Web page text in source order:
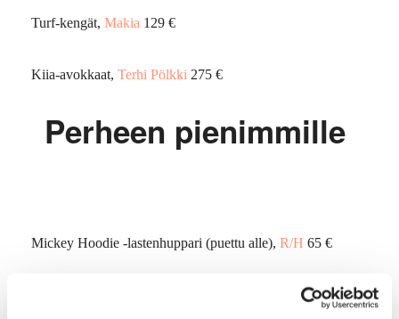
Turf-kengät, Makia 129 €
Kiia-avokkaat, Terhi Pölkki 275 €
Perheen pienimmille
Mickey Hoodie -lastenhuppari (puettu alle), R/H 65 €
84,90 €